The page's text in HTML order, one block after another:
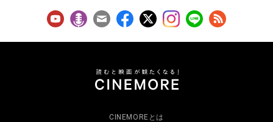
CINEMOREとは